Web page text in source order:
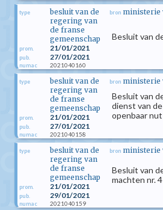
type
besluit van de
regering van
de franse
gemeenschap
prom. 21/01/2021
pub. 27/01/2021
numac 2021040160
bron ministerie
Besluit van
type
besluit van de
regering van
de franse
gemeenschap
prom. 21/01/2021
pub. 27/01/2021
numac 2021040158
bron ministerie
Besluit van
dienst van
openbaar
type
besluit van de
regering van
de franse
gemeenschap
prom. 21/01/2021
pub. 29/01/2021
numac 2021040159
bron ministerie
Besluit van
machten nr.